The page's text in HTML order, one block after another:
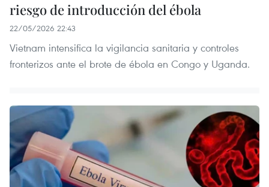
riesgo de introducción del ébola
22/05/2026 22:43
Vietnam intensifica la vigilancia sanitaria y controles
fronterizos ante el brote de ébola en Congo y Uganda.